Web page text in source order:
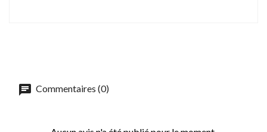
Commentaires (0)